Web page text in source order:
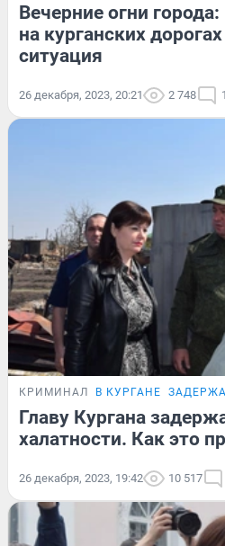
Вечерние огни
на курганских
ситуация
26 декабря, 2023, 20:21 2 748 1
КРИМИНАЛ В КУРГАНЕ
Главу Кургана
халатности. Как это
26 декабря, 2023, 19:42 10 517